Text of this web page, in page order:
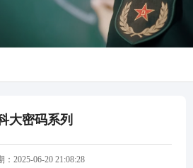
大密码系列
：2025-06-20 21:08:28